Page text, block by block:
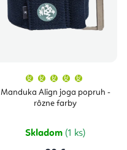
Manduka Align joga popruh -
rôzne farby
produktu
je
Skladom (1 ks)